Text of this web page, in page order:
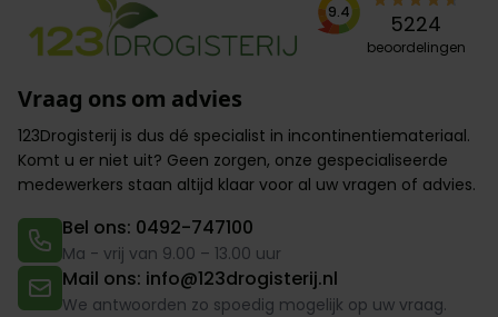
9.4 5224
beoordelingen
Vraag ons om advies
123Drogisterij is dus dé specialist in incontinentiemateriaal.
Komt u er niet uit? Geen zorgen, onze gespecialiseerde
medewerkers staan altijd klaar voor al uw vragen of advies.
Bel ons: 0492-747100
Ma - vrij van 9.00 – 13.00 uur
Mail ons: info@123drogisterij.nl
We antwoorden zo spoedig mogelijk op uw vraag.